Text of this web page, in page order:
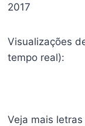
2017
Visualizações
tempo real):
Veja mais letras